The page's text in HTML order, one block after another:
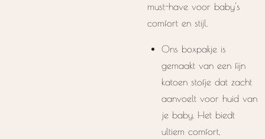
must-have voor baby's
comfort en stijl.
Ons boxpakje is
gemaakt van een fijn
katoen stofje dat zacht
aanvoelt voor huid van
je baby. Het biedt
ultiem comfort,